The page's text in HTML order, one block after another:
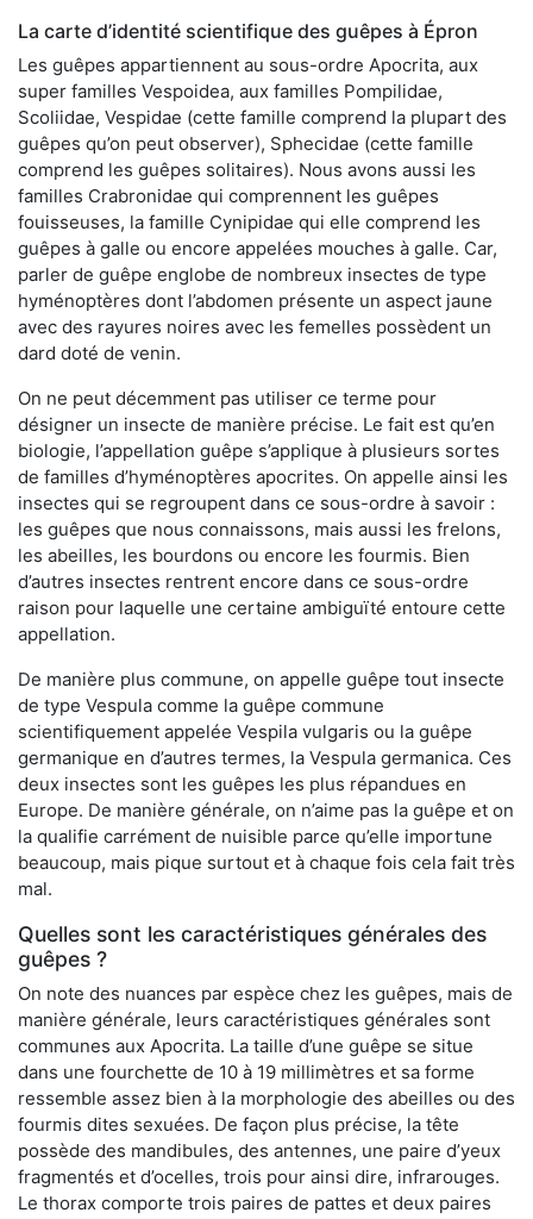
La carte d’identité scientifique des guêpes à Épron
Les guêpes appartiennent au sous-ordre Apocrita, aux
super familles Vespoidea, aux familles Pompilidae,
Scoliidae, Vespidae (cette famille comprend la plupart des
guêpes qu’on peut observer), Sphecidae (cette famille
comprend les guêpes solitaires). Nous avons aussi les
familles Crabronidae qui comprennent les guêpes
fouisseuses, la famille Cynipidae qui elle comprend les
guêpes à galle ou encore appelées mouches à galle. Car,
parler de guêpe englobe de nombreux insectes de type
hyménoptères dont l’abdomen présente un aspect jaune
avec des rayures noires avec les femelles possèdent un
dard doté de venin.
On ne peut décemment pas utiliser ce terme pour
désigner un insecte de manière précise. Le fait est qu’en
biologie, l’appellation guêpe s’applique à plusieurs sortes
de familles d’hyménoptères apocrites. On appelle ainsi les
insectes qui se regroupent dans ce sous-ordre à savoir :
les guêpes que nous connaissons, mais aussi les frelons,
les abeilles, les bourdons ou encore les fourmis. Bien
d’autres insectes rentrent encore dans ce sous-ordre
raison pour laquelle une certaine ambiguïté entoure cette
appellation.
De manière plus commune, on appelle guêpe tout insecte
de type Vespula comme la guêpe commune
scientifiquement appelée Vespila vulgaris ou la guêpe
germanique en d’autres termes, la Vespula germanica. Ces
deux insectes sont les guêpes les plus répandues en
Europe. De manière générale, on n’aime pas la guêpe et on
la qualifie carrément de nuisible parce qu’elle importune
beaucoup, mais pique surtout et à chaque fois cela fait très
mal.
Quelles sont les caractéristiques générales des
guêpes ?
On note des nuances par espèce chez les guêpes, mais de
manière générale, leurs caractéristiques générales sont
communes aux Apocrita. La taille d’une guêpe se situe
dans une fourchette de 10 à 19 millimètres et sa forme
ressemble assez bien à la morphologie des abeilles ou des
fourmis dites sexuées. De façon plus précise, la tête
possède des mandibules, des antennes, une paire d’yeux
fragmentés et d’ocelles, trois pour ainsi dire, infrarouges.
Le thorax comporte trois paires de pattes et deux paires